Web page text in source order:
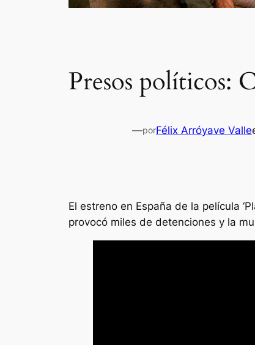
Presos políticos:
—porFélix Arróyave Valle
El estreno en España de la película
provocó miles de detenciones y la